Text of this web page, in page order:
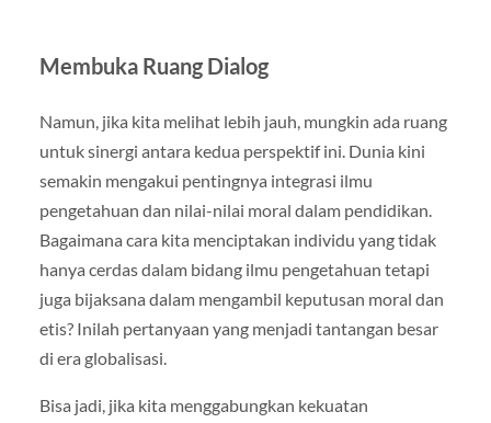
Membuka Ruang Dialog
Namun, jika kita melihat lebih jauh, mungkin ada ruang
untuk sinergi antara kedua perspektif ini. Dunia kini
semakin mengakui pentingnya integrasi ilmu
pengetahuan dan nilai-nilai moral dalam pendidikan.
Bagaimana cara kita menciptakan individu yang tidak
hanya cerdas dalam bidang ilmu pengetahuan tetapi
juga bijaksana dalam mengambil keputusan moral dan
etis? Inilah pertanyaan yang menjadi tantangan besar
di era globalisasi.
Bisa jadi, jika kita menggabungkan kekuatan